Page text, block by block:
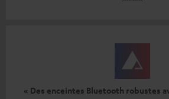
« Des enceintes Bluetooth robustes